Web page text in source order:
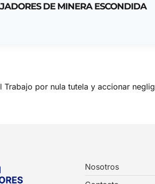
DE MINERA ESCONDIDA
por nula tutela y accionar
Nosotros